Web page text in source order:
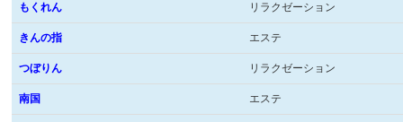
もくれん リラクゼーション
きんの指 エステ
つぼりん リラクゼーション
南国 エステ